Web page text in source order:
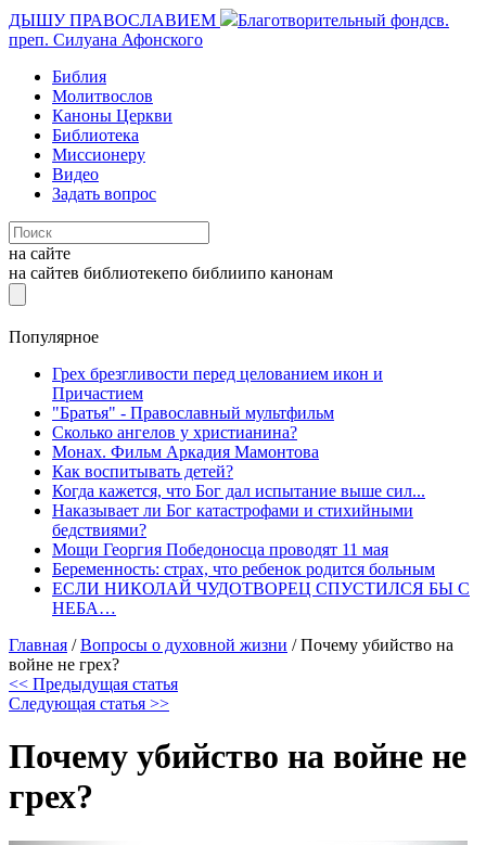
ДЫШУ ПРАВОСЛАВИЕМ Благотворительный фондсв.
преп. Силуана Афонского
Библия
Молитвослов
Каноны Церкви
Библиотека
Миссионеру
Видео
Задать вопрос
на сайте
на сайтев библиотекепо библиипо канонам
Популярное
Грех брезгливости перед целованием икон и
Причастием
"Братья" - Православный мультфильм
Сколько ангелов у христианина?
Монах. Фильм Аркадия Мамонтова
Как воспитывать детей?
Когда кажется, что Бог дал испытание выше сил...
Наказывает ли Бог катастрофами и стихийными
бедствиями?
Мощи Георгия Победоносца проводят 11 мая
Беременность: cтрах, что ребенок родится больным
ЕСЛИ НИКОЛАЙ ЧУДОТВОРЕЦ СПУСТИЛСЯ БЫ С
НЕБА…
Главная /Вопросы о духовной жизни /Почему убийство на
войне не грех?
<< Предыдущая статья
Следующая статья >>
Почему убийство на войне не
грех?